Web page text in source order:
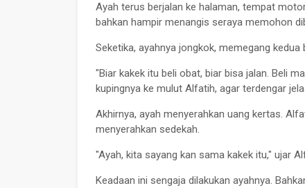
Ayah terus berjalan ke halaman, tempat
bahkan hampir menangis seraya memohon
Seketika, ayahnya jongkok, memegang
"Biar kakek itu beli obat, biar bisa jalan. Beli
kupingnya ke mulut Alfatih, agar terdengar
Akhirnya, ayah menyerahkan uang kertas.
menyerahkan sedekah.
"Ayah, kita sayang kan sama kakek itu," ujar
Keadaan ini sengaja dilakukan ayahnya.